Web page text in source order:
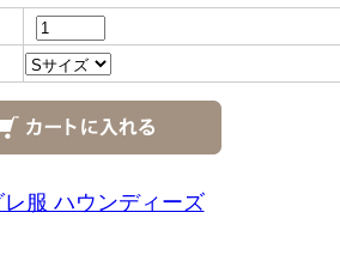
レ服 ハウンディーズ